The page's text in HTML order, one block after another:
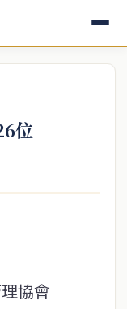
位
協會